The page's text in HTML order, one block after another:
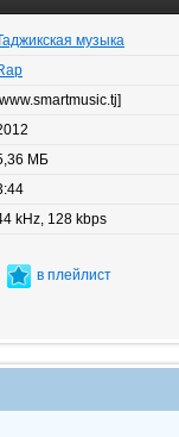
музыка
МБ
kHz, 128 kbps
в плейлист